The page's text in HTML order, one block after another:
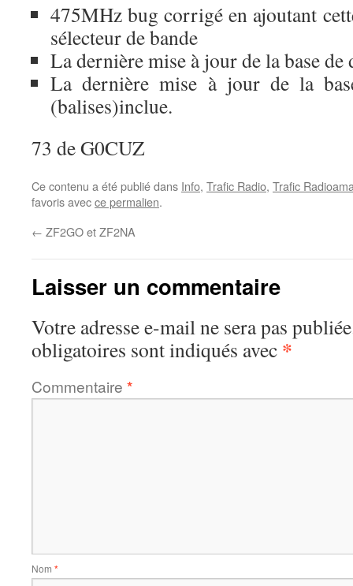
475MHz bug corrigé en ajoutant
sélecteur de bande
La dernière mise à jour de la base
La dernière mise à jour de la
(balises)inclue.
73 de G0CUZ
Ce contenu a été publié dans Info, Trafic Radio, Trafic
favoris avecce permalien.
← ZF2GO et ZF2NA
Laisser un commentaire
Votre adresse e-mail ne sera pas
obligatoires sont indiqués avec *
Commentaire *
Nom *